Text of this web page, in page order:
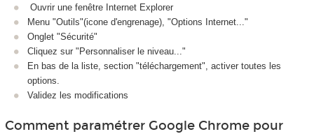
Ouvrir une fenêtre Internet Explorer
Menu "Outils"(icone d'engrenage), "Options Internet..."
Onglet "Sécurité"
Cliquez sur "Personnaliser le niveau..."
En bas de la liste, section "téléchargement", activer toutes les
options.
Validez les modifications
Comment paramétrer Google Chrome pour